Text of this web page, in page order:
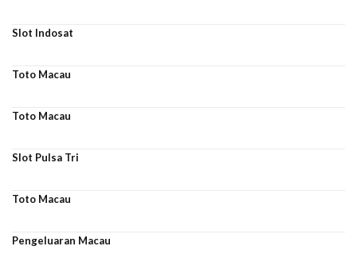
Slot Indosat
Toto Macau
Toto Macau
Slot Pulsa Tri
Toto Macau
Pengeluaran Macau